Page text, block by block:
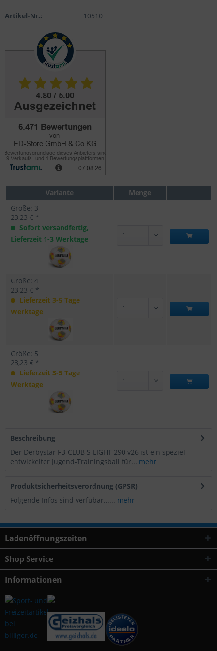
Artikel-Nr.: 10510
Variante
Menge
Größe: 3
23,23 € *
Sofort versandfertig,
Lieferzeit 1-3 Werktage
Größe: 4
23,23 € *
Lieferzeit 3-5 Tage
Werktage
Größe: 5
23,23 € *
Lieferzeit 3-5 Tage
Werktage
Beschreibung
Der Derbystar FB-CLUB S-LIGHT 290 v26 ist ein speziell
entwickelter Jugend-Trainingsball für... mehr
Produktsicherheitsverordnung (GPSR)
Folgende Infos sind verfübar...... mehr
Ladenöffnungszeiten
Shop Service
Informationen